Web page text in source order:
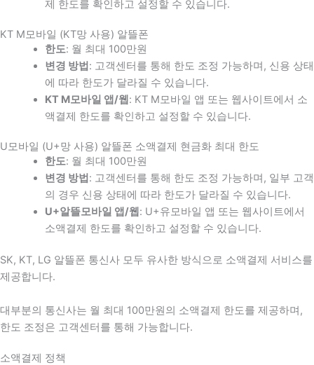
제 한도를 확인하고 설정할 수 있습니다.
KT M모바일 (KT망 사용) 알뜰폰
한도: 월 최대 100만원
변경 방법 : 고객센터를 통해 한도 조정 가능하며, 신용 상태
에 따라 한도가 달라질 수 있습니다.
KT M모바일 앱/웹 : KT M모바일 앱 또는 웹사이트에서 소
액결제 한도를 확인하고 설정할 수 있습니다.
U모바일 (U+망 사용) 알뜰폰 소액결제 현금화 최대 한도
한도: 월 최대 100만원
변경 방법 : 고객센터를 통해 한도 조정 가능하며, 일부 고객
의 경우 신용 상태에 따라 한도가 달라질 수 있습니다.
U+알뜰모바일 앱/웹 : U+유모바일 앱 또는 웹사이트에서
소액결제 한도를 확인하고 설정할 수 있습니다.
SK, KT, LG 알뜰폰 통신사 모두 유사한 방식으로 소액결제 서비스를
제공합니다.
대부분의 통신사는 월 최대 100만원의 소액결제 한도를 제공하며,
한도 조정은 고객센터를 통해 가능합니다.
소액결제 정책